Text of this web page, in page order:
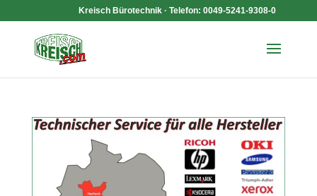
Kreisch Bürotechnik · Telefon: 0049-5241-9308-0